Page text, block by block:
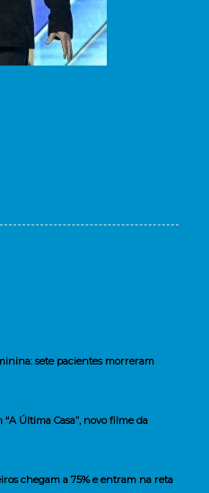
sete pacientes morreram
Última Casa”, novo filme da
chegam a 75% e entram na reta